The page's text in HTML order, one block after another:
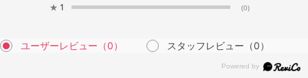
★ 1 (0)
ユーザーレビュー （0） スタッフレビュー （0）